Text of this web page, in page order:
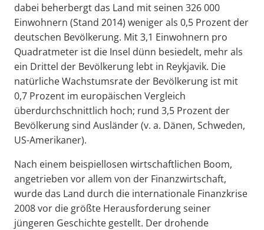
dabei beherbergt das Land mit seinen 326 000
Einwohnern (Stand 2014) weniger als 0,5 Prozent der
deutschen Bevölkerung. Mit 3,1 Einwohnern pro
Quadratmeter ist die Insel dünn besiedelt, mehr als
ein Drittel der Bevölkerung lebt in Reykjavik. Die
natürliche Wachstumsrate der Bevölkerung ist mit
0,7 Prozent im europäischen Vergleich
überdurchschnittlich hoch; rund 3,5 Prozent der
Bevölkerung sind Ausländer (v. a. Dänen, Schweden,
US-Amerikaner).
Nach einem beispiellosen wirtschaftlichen Boom,
angetrieben vor allem von der Finanzwirtschaft,
wurde das Land durch die internationale Finanzkrise
2008 vor die größte Herausforderung seiner
jüngeren Geschichte gestellt. Der drohende